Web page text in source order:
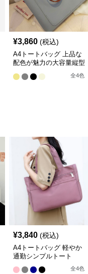
¥3,860 (税込)
A4トートバッグ 上品な
配色が魅力の大容量縦型
全4色
¥3,840 (税込)
A4トートバッグ 軽やか
通勤シンプルトート
全4色